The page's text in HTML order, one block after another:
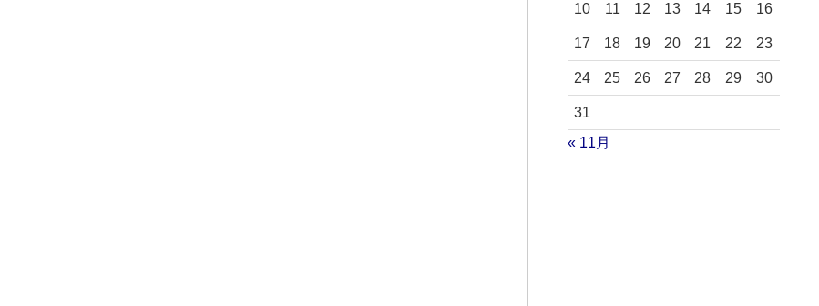
10 11 12 13 14 15 16
17 18 19 20 21 22 23
24 25 26 27 28 29 30
31
« 11月